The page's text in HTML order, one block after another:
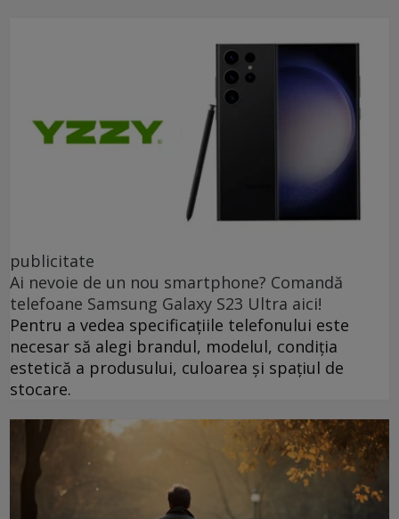
publicitate
Ai nevoie de un nou smartphone? Comandă
telefoane Samsung Galaxy S23 Ultra aici!
Pentru a vedea specificațiile telefonului este
necesar să alegi brandul, modelul, condiția
estetică a produsului, culoarea și spațiul de
stocare.